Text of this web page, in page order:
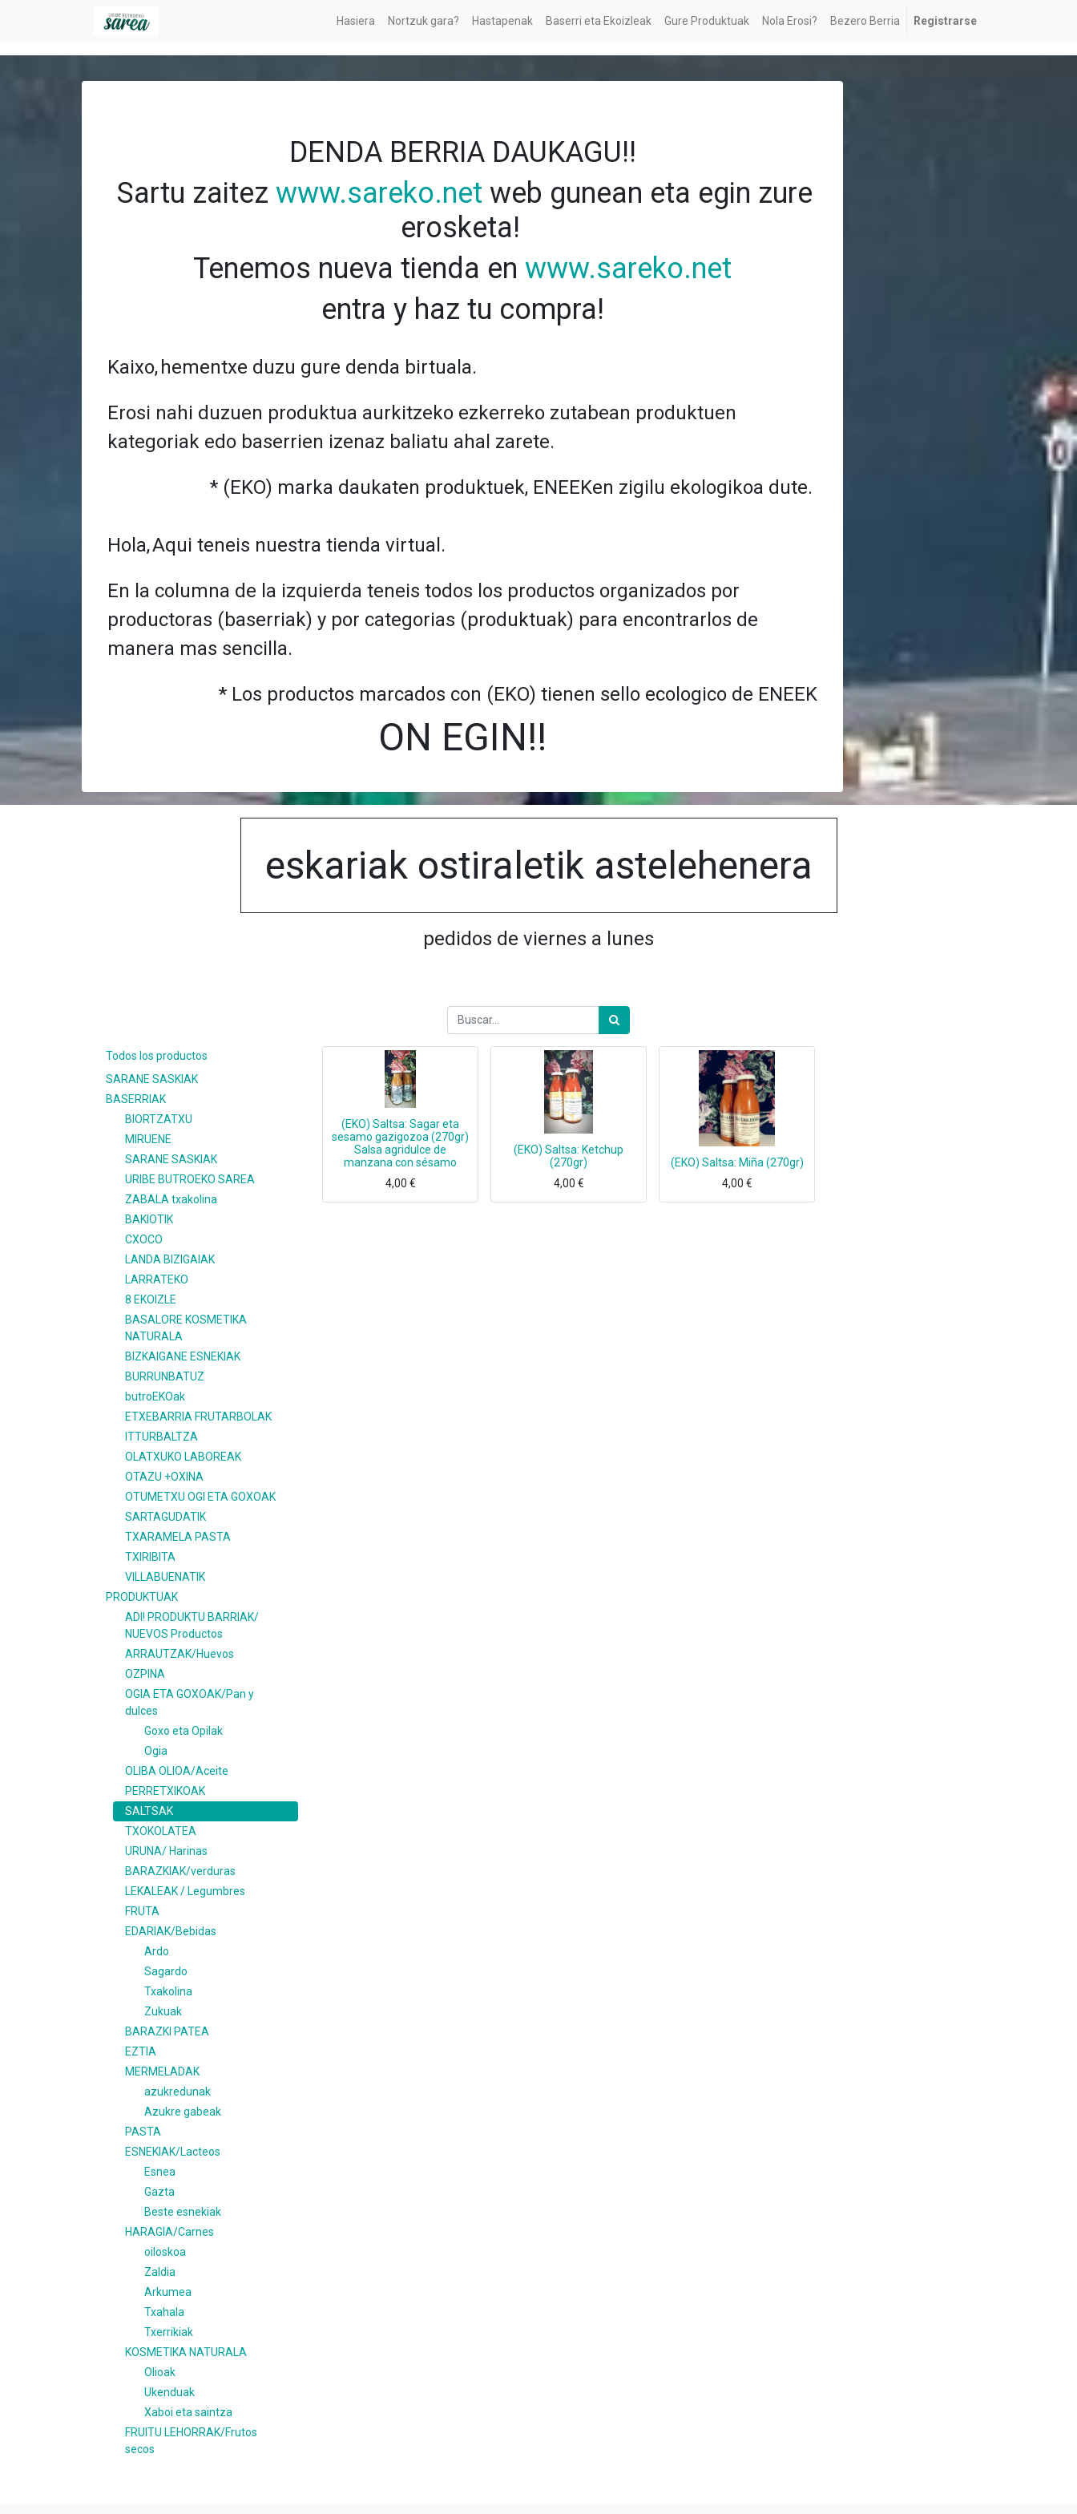
Hasiera Nortzuk gara? Hastapenak Baserri eta Ekoizleak Gure Produktuak Nola Erosi? Bezero Berria Registrarse
DENDA BERRIA DAUKAGU!!
Sartu zaitez www.sareko.net web gunean eta egin zure
erosketa!
Tenemos nueva tienda en www.sareko.net
entra y haz tu compra!
Kaixo, hementxe duzu gure denda birtuala.
Erosi nahi duzuen produktua aurkitzeko ezkerreko zutabean produktuen
kategoriak edo baserrien izenaz baliatu ahal zarete.
* (EKO) marka daukaten produktuek, ENEEKen zigilu ekologikoa dute.
Hola,Aqui teneis nuestra tienda virtual.
En la columna de la izquierda teneis todos los productos organizados por
productoras (baserriak) y por categorias (produktuak) para encontrarlos de
manera mas sencilla.
* Los productos marcados con (EKO) tienen sello ecologico de ENEEK
ON EGIN!!
eskariak ostiraletik astelehenera
pedidos de viernes a lunes
Todos los productos
SARANE SASKIAK
BASERRIAK
BIORTZATXU
MIRUENE
SARANE SASKIAK
URIBE BUTROEKO SAREA
ZABALA txakolina
BAKIOTIK
CXOCO
LANDA BIZIGAIAK
LARRATEKO
8 EKOIZLE
BASALORE KOSMETIKA
NATURALA
BIZKAIGANE ESNEKIAK
BURRUNBATUZ
butroEKOak
ETXEBARRIA FRUTARBOLAK
ITTURBALTZA
OLATXUKO LABOREAK
OTAZU +OXINA
OTUMETXU OGI ETA GOXOAK
SARTAGUDATIK
TXARAMELA PASTA
TXIRIBITA
VILLABUENATIK
PRODUKTUAK
ADI! PRODUKTU BARRIAK/
NUEVOS Productos
ARRAUTZAK/Huevos
OZPINA
OGIA ETA GOXOAK/Pan y
dulces
Goxo eta Opilak
Ogia
OLIBA OLIOA/Aceite
PERRETXIKOAK
SALTSAK
TXOKOLATEA
URUNA/ Harinas
BARAZKIAK/verduras
LEKALEAK / Legumbres
FRUTA
EDARIAK/Bebidas
Ardo
Sagardo
Txakolina
Zukuak
BARAZKI PATEA
EZTIA
MERMELADAK
azukredunak
Azukre gabeak
PASTA
ESNEKIAK/Lacteos
Esnea
Gazta
Beste esnekiak
HARAGIA/Carnes
oiloskoa
Zaldia
Arkumea
Txahala
Txerrikiak
KOSMETIKA NATURALA
Olioak
Ukenduak
Xaboi eta saintza
FRUITU LEHORRAK/Frutos
secos
(EKO) Saltsa: Sagar eta
sesamo gazigozoa (270gr)
Salsa agridulce de
manzana con sésamo
4,00 €
(EKO) Saltsa: Ketchup
(270gr)
4,00 €
(EKO) Saltsa: Miña (270gr)
4,00 €